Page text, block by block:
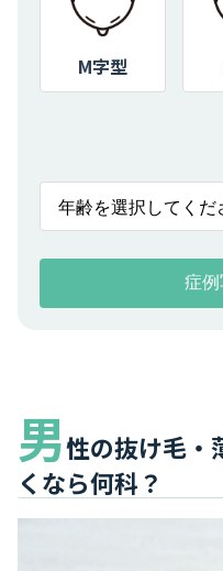
M字型
男性の抜け毛・
くなら何科？